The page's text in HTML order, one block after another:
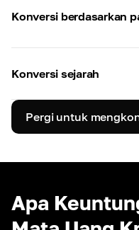
Konversi berdasarkan
Konversi sejarah
Pergi untuk
Apa